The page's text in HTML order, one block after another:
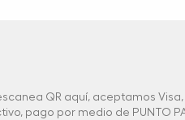
QR aquí, aceptamos Visa,
pago por medio de PUNTO